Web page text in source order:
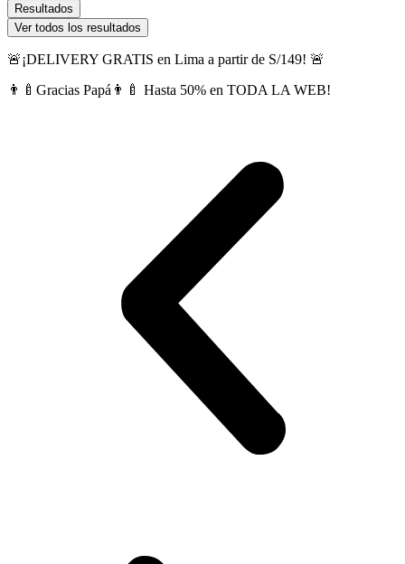
Resultados
Ver todos los resultados
🚨¡DELIVERY GRATIS en Lima a partir de S/149! 🚨
👨‍🍼Gracias Papá👨‍🍼 Hasta 50% en TODA LA WEB!